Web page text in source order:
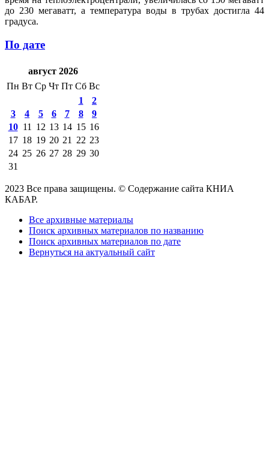
до 230 мегаватт, а температура воды в трубах достигла 44
градуса.
По дате
август 2026
Пн Вт Ср Чт Пт Сб Вс
1
2
3
4 5 6 7 8
9
10 11 12 13 14 15 16
17 18 19 20 21 22 23
24 25 26 27 28 29 30
31
2023 Все права защищены. © Содержание сайта КНИА
КАБАР.
Все архивные материалы
Поиск архивных материалов по названию
Поиск архивных материалов по дате
Вернуться на актуальный сайт